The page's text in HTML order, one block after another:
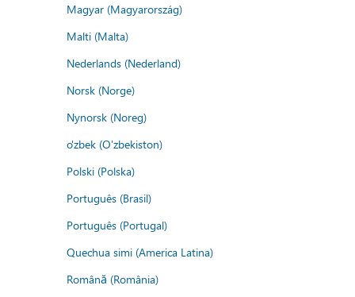
Magyar (Magyarország)
Malti (Malta)
Nederlands (Nederland)
Norsk (Norge)
Nynorsk (Noreg)
o'zbek (O'zbekiston)
Polski (Polska)
Português (Brasil)
Português (Portugal)
Quechua simi (America Latina)
Română (România)